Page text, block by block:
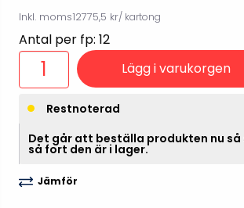
Inkl. moms12775,5 kr/ kartong
Antal per fp: 12
Lägg i varukorgen
Restnoterad
Det går att beställa produkten nu så
så fort den är i lager.
Jämför